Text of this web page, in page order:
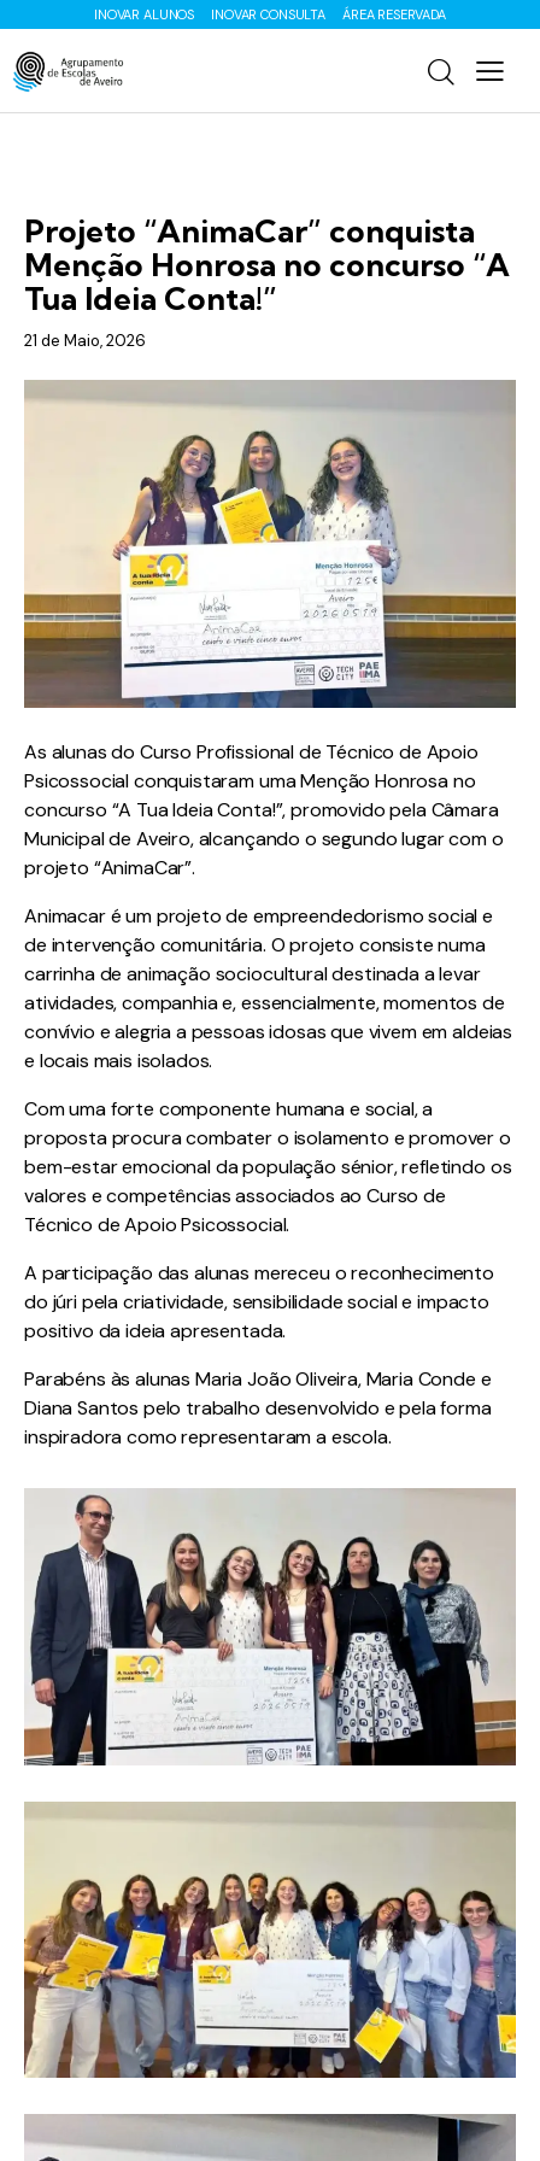
INOVAR ALUNOS INOVAR CONSULTA ÁREA RESERVADA
Projeto “AnimaCar” conquista
Menção Honrosa no concurso “A
Tua Ideia Conta!”
21 de Maio, 2026
As alunas do Curso Profissional de Técnico de Apoio
Psicossocial conquistaram uma Menção Honrosa no
concurso “A Tua Ideia Conta!”, promovido pela Câmara
Municipal de Aveiro, alcançando o segundo lugar com o
projeto “AnimaCar”.
Animacar é um projeto de empreendedorismo social e
de intervenção comunitária. O projeto consiste numa
carrinha de animação sociocultural destinada a levar
atividades, companhia e, essencialmente, momentos de
convívio e alegria a pessoas idosas que vivem em aldeias
e locais mais isolados.
Com uma forte componente humana e social, a
proposta procura combater o isolamento e promover o
bem-estar emocional da população sénior, refletindo os
valores e competências associados ao Curso de
Técnico de Apoio Psicossocial.
A participação das alunas mereceu o reconhecimento
do júri pela criatividade, sensibilidade social e impacto
positivo da ideia apresentada.
Parabéns às alunas Maria João Oliveira, Maria Conde e
Diana Santos pelo trabalho desenvolvido e pela forma
inspiradora como representaram a escola.